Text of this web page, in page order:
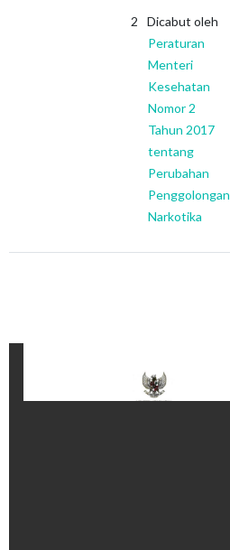
Dicabut oleh
Peraturan
Menteri
Kesehatan
Nomor 2
Tahun 2017
tentang
Perubahan
Penggolongan
Narkotika